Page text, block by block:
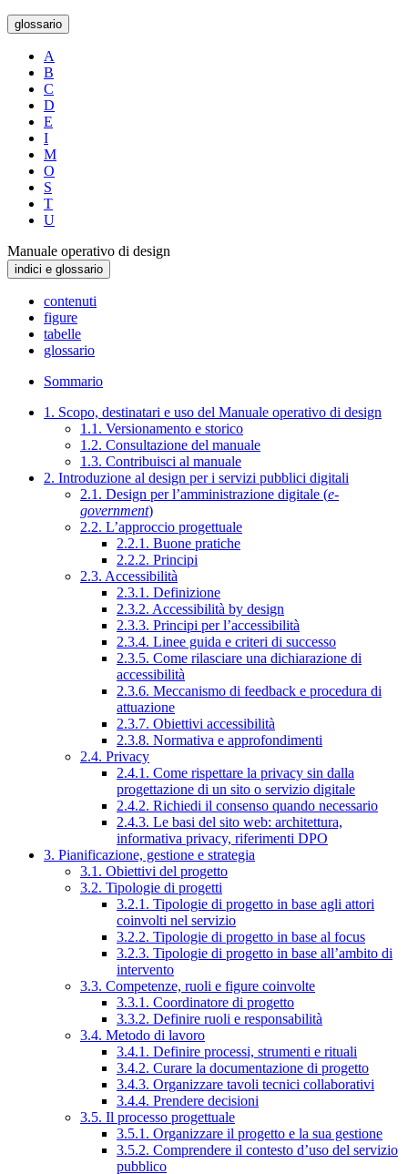
glossario
A
B
C
D
E
I
M
O
S
T
U
Manuale operativo di design
indici e glossario
contenuti
figure
tabelle
glossario
Sommario
1. Scopo, destinatari e uso del Manuale operativo di design
1.1. Versionamento e storico
1.2. Consultazione del manuale
1.3. Contribuisci al manuale
2. Introduzione al design per i servizi pubblici digitali
2.1. Design per l’amministrazione digitale (e-
government)
2.2. L’approccio progettuale
2.2.1. Buone pratiche
2.2.2. Principi
2.3. Accessibilità
2.3.1. Definizione
2.3.2. Accessibilità by design
2.3.3. Principi per l’accessibilità
2.3.4. Linee guida e criteri di successo
2.3.5. Come rilasciare una dichiarazione di
accessibilità
2.3.6. Meccanismo di feedback e procedura di
attuazione
2.3.7. Obiettivi accessibilità
2.3.8. Normativa e approfondimenti
2.4. Privacy
2.4.1. Come rispettare la privacy sin dalla
progettazione di un sito o servizio digitale
2.4.2. Richiedi il consenso quando necessario
2.4.3. Le basi del sito web: architettura,
informativa privacy, riferimenti DPO
3. Pianificazione, gestione e strategia
3.1. Obiettivi del progetto
3.2. Tipologie di progetti
3.2.1. Tipologie di progetto in base agli attori
coinvolti nel servizio
3.2.2. Tipologie di progetto in base al focus
3.2.3. Tipologie di progetto in base all’ambito di
intervento
3.3. Competenze, ruoli e figure coinvolte
3.3.1. Coordinatore di progetto
3.3.2. Definire ruoli e responsabilità
3.4. Metodo di lavoro
3.4.1. Definire processi, strumenti e rituali
3.4.2. Curare la documentazione di progetto
3.4.3. Organizzare tavoli tecnici collaborativi
3.4.4. Prendere decisioni
3.5. Il processo progettuale
3.5.1. Organizzare il progetto e la sua gestione
3.5.2. Comprendere il contesto d’uso del servizio
pubblico